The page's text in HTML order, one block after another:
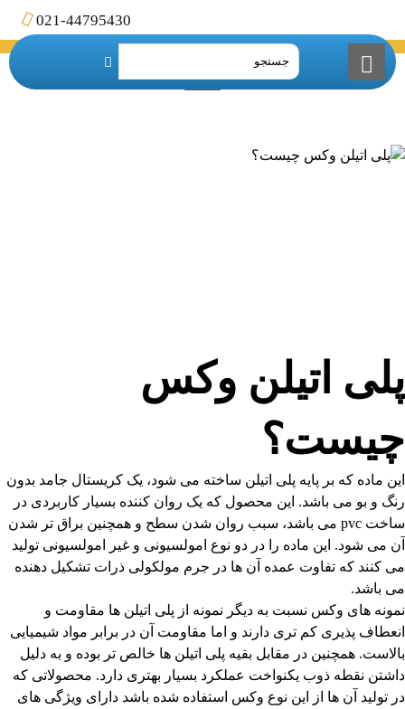
021-44795430
پلی اتیلن وکس
چیست؟
این ماده که بر پایه پلی اتیلن ساخته می شود، یک کریستال جامد بدون
رنگ و بو می باشد. این محصول که یک روان کننده بسیار کاربردی در
ساخت pvc می باشد، سبب روان شدن سطح و همچنین براق تر شدن
آن می شود. این ماده را در دو نوع امولسیونی و غیر امولسیونی تولید
می کنند که تفاوت عمده آن ها در جرم مولکولی ذرات تشکیل دهنده
می باشد.
نمونه های وکس نسبت به دیگر نمونه از پلی اتیلن ها مقاومت و
انعطاف پذیری کم تری دارند و اما مقاومت آن در برابر مواد شیمیایی
بالاست. همچنین در مقابل بقیه پلی اتیلن ها خالص تر بوده و به دلیل
داشتن نقطه ذوب یکنواخت عملکرد بسیار بهتری دارد. محصولاتی که
در تولید آن ها از این نوع وکس استفاده شده باشد دارای ویژگی های